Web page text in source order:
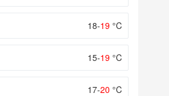
18-19 °C
15-19 °C
17-20 °C